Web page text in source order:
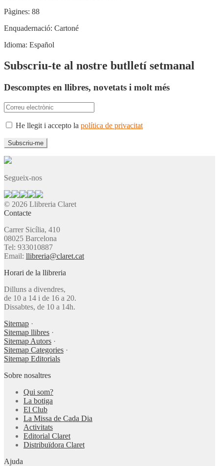
Pàgines: 88
Enquadernació: Cartoné
Idioma: Español
Subscriu-te al nostre butlletí setmanal
Descomptes en llibres, novetats i molt més
He llegit i accepto la política de privacitat
Segueix-nos
© 2026 Llibreria Claret
Contacte
Carrer Sicília, 410
08025 Barcelona
Tel: 933010887
Email: llibreria@claret.cat
Horari de la llibreria
Dilluns a divendres,
de 10 a 14 i de 16 a 20.
Dissabtes, de 10 a 14h.
Sitemap ·
Sitemap llibres ·
Sitemap Autors ·
Sitemap Categories ·
Sitemap Editorials
Sobre nosaltres
Qui som?
La botiga
El Club
La Missa de Cada Dia
Activitats
Editorial Claret
Distribuïdora Claret
Ajuda